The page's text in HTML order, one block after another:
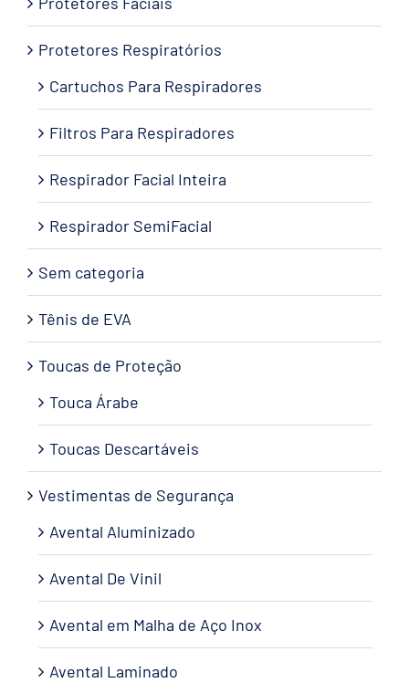
Protetores Respiratórios
Cartuchos Para Respiradores
Filtros Para Respiradores
Respirador Facial Inteira
Respirador SemiFacial
Sem categoria
Tênis de EVA
Toucas de Proteção
Touca Árabe
Toucas Descartáveis
Vestimentas de Segurança
Avental Aluminizado
Avental De Vinil
Avental em Malha de Aço Inox
Avental Laminado